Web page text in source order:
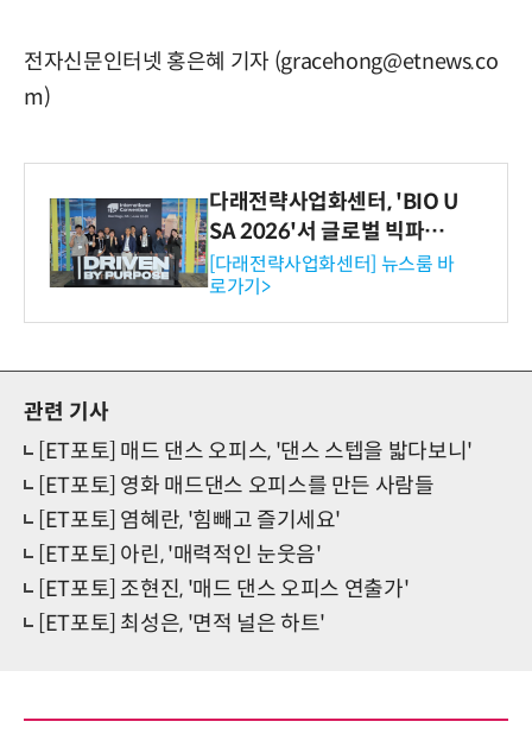
전자신문인터넷 홍은혜 기자 (gracehong@etnews.co
m)
다래전략사업화센터, 'BIO U
SA 2026'서 글로벌 빅파마
와의 비즈니스 미팅 지원…K
-바이오 해외 진출 교두보 확
보
[다래전략사업화센터] 뉴스룸 바
로가기>
관련 기사
[ET포토] 매드 댄스 오피스, '댄스 스텝을 밟다보니'
[ET포토] 영화 매드댄스 오피스를 만든 사람들
[ET포토] 염혜란, '힘빼고 즐기세요'
[ET포토] 아린, '매력적인 눈웃음'
[ET포토] 조현진, '매드 댄스 오피스 연출가'
[ET포토] 최성은, '면적 널은 하트'